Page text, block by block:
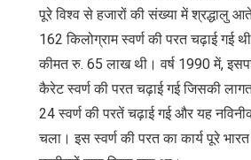
पूरे विश्व से हजारों की संख्या में श्रद्धालु
162 किलोग्राम स्वर्ण की परत चढ़ाई गई
कीमत रु. 65 लाख थी। वर्ष 1990 में,
कैरेट स्वर्ण की परत चढ़ाई गई जिसकी
24 स्वर्ण की परतें चढ़ाई गई और यह
चला। इस स्वर्ण की परत का कार्य पूरे